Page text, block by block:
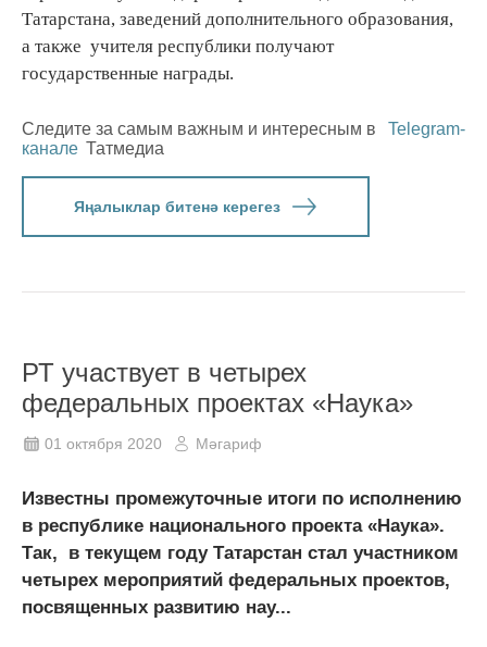
Татарстана, заведений дополнительного образования,
а также учителя республики получают
государственные награды.
Следите за самым важным и интересным в
Telegram-
канале Татмедиа
Яңалыклар битенә керегез
РТ участвует в четырех
федеральных проектах «Наука»
01 октября 2020 Мәгариф
Известны промежуточные итоги по исполнению
в республике национального проекта «Наука».
Так, в текущем году Татарстан стал участником
четырех мероприятий федеральных проектов,
посвященных развитию нау...